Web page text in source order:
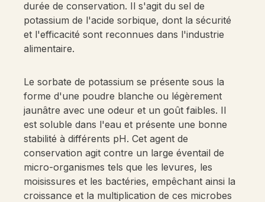
durée de conservation. Il s'agit du sel de
potassium de l'acide sorbique, dont la sécurité
et l'efficacité sont reconnues dans l'industrie
alimentaire.
Le sorbate de potassium se présente sous la
forme d'une poudre blanche ou légèrement
jaunâtre avec une odeur et un goût faibles. Il
est soluble dans l'eau et présente une bonne
stabilité à différents pH. Cet agent de
conservation agit contre un large éventail de
micro-organismes tels que les levures, les
moisissures et les bactéries, empêchant ainsi la
croissance et la multiplication de ces microbes